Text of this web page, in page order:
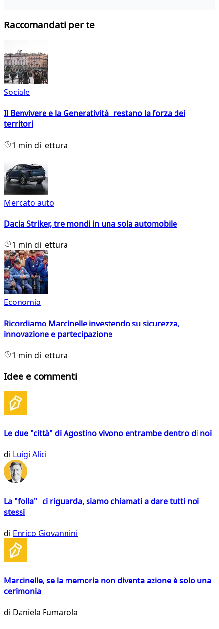
Raccomandati per te
Sociale
Il Benvivere e la Generatività restano la forza dei
territori
1 min di lettura
Mercato auto
Dacia Striker, tre mondi in una sola automobile
1 min di lettura
Economia
Ricordiamo Marcinelle investendo su sicurezza,
innovazione e partecipazione
1 min di lettura
Idee e commenti
Le due "città" di Agostino vivono entrambe dentro di noi
di Luigi Alici
La "folla" ci riguarda, siamo chiamati a dare tutti noi
stessi
di Enrico Giovannini
Marcinelle, se la memoria non diventa azione è solo una
cerimonia
di Daniela Fumarola